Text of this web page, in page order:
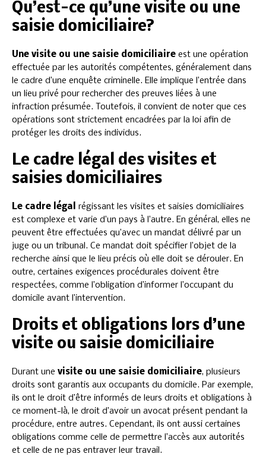
Qu’est-ce qu’une visite ou une
saisie domiciliaire?
Une visite ou une saisie domiciliaire est une opération
effectuée par les autorités compétentes, généralement dans
le cadre d’une enquête criminelle. Elle implique l’entrée dans
un lieu privé pour rechercher des preuves liées à une
infraction présumée. Toutefois, il convient de noter que ces
opérations sont strictement encadrées par la loi afin de
protéger les droits des individus.
Le cadre légal des visites et
saisies domiciliaires
Le cadre légal
régissant les visites et saisies domiciliaires
est complexe et varie d’un pays à l’autre. En général, elles ne
peuvent être effectuées qu’avec un mandat délivré par un
juge ou un tribunal. Ce mandat doit spécifier l’objet de la
recherche ainsi que le lieu précis où elle doit se dérouler. En
outre, certaines exigences procédurales doivent être
respectées, comme l’obligation d’informer l’occupant du
domicile avant l’intervention.
Droits et obligations lors d’une
visite ou saisie domiciliaire
Durant une visite ou une saisie domiciliaire, plusieurs
droits sont garantis aux occupants du domicile. Par exemple,
ils ont le droit d’être informés de leurs droits et obligations à
ce moment-là, le droit d’avoir un avocat présent pendant la
procédure, entre autres. Cependant, ils ont aussi certaines
obligations comme celle de permettre l’accès aux autorités
et celle de ne pas entraver leur travail.